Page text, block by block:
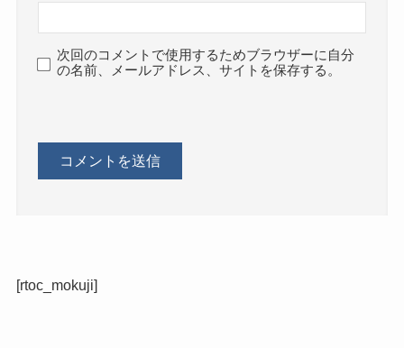
次回のコメントで使用するためブラウザーに自分
の名前、メールアドレス、サイトを保存する。
[rtoc_mokuji]